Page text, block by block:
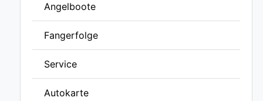
Angelboote
Fangerfolge
Service
Autokarte